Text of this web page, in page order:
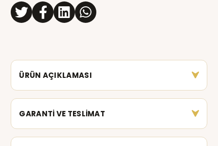
ÜRÜN AÇIKLAMASI
GARANTİ VE TESLİMAT